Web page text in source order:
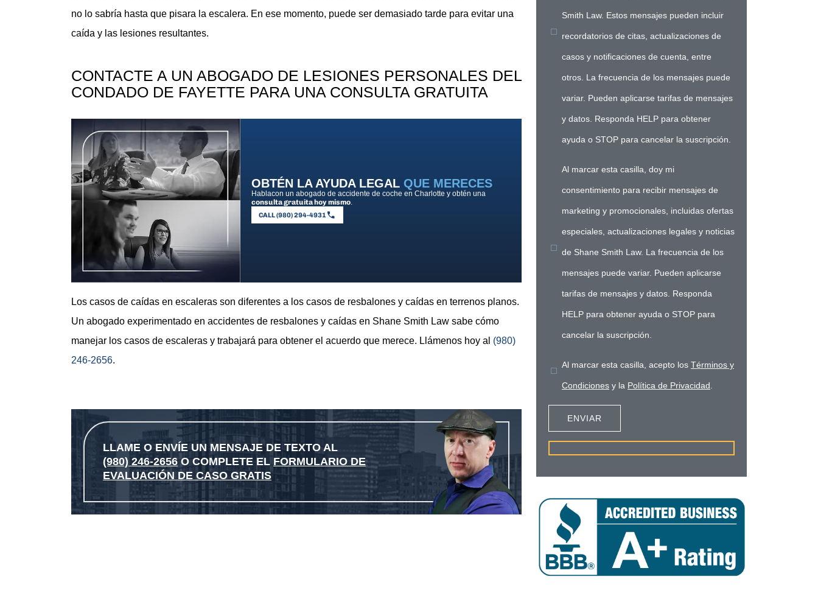
no lo sabría hasta que pisara la escalera. En ese momento, puede ser demasiado tarde para evitar una
caída y las lesiones resultantes.
CONTACTE A UN ABOGADO DE LESIONES PERSONALES DEL
CONDADO DE FAYETTE PARA UNA CONSULTA GRATUITA
OBTÉN LA AYUDA LEGAL QUE MERECES
Hablacon un abogado de accidente de coche en Charlotte y obtén una
consulta gratuita hoy mismo.
CALL (980) 294-4931
Los casos de caídas en escaleras son diferentes a los casos de resbalones y caídas en terrenos planos.
Un abogado experimentado en accidentes de resbalones y caídas en Shane Smith Law sabe cómo
manejar los casos de escaleras y trabajará para obtener el acuerdo que merece. Llámenos hoy al (980)
246-2656.
LLAME O ENVÍE UN MENSAJE DE TEXTO AL
(980) 246-2656O COMPLETE EL FORMULARIO DE
EVALUACIÓN DE CASO GRATIS
Smith Law. Estos mensajes pueden incluir
recordatorios de citas, actualizaciones de
casos y notificaciones de cuenta, entre
otros. La frecuencia de los mensajes puede
variar. Pueden aplicarse tarifas de mensajes
y datos. Responda HELP para obtener
ayuda o STOP para cancelar la suscripción.
Al marcar esta casilla, doy mi
consentimiento para recibir mensajes de
marketing y promocionales, incluidas ofertas
especiales, actualizaciones legales y noticias
de Shane Smith Law. La frecuencia de los
mensajes puede variar. Pueden aplicarse
tarifas de mensajes y datos. Responda
HELP para obtener ayuda o STOP para
cancelar la suscripción.
Al marcar esta casilla, acepto los Términos y
Condiciones y la Política de Privacidad